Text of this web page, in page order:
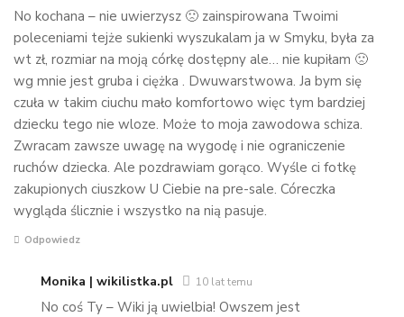
No kochana – nie uwierzysz 🙁 zainspirowana Twoimi
poleceniami tejże sukienki wyszukalam ja w Smyku, była za
wt zł, rozmiar na moją córkę dostępny ale… nie kupiłam 🙁
wg mnie jest gruba i ciężka . Dwuwarstwowa. Ja bym się
czuła w takim ciuchu mało komfortowo więc tym bardziej
dziecku tego nie wloze. Może to moja zawodowa schiza.
Zwracam zawsze uwagę na wygodę i nie ograniczenie
ruchów dziecka. Ale pozdrawiam gorąco. Wyśle ci fotkę
zakupionych ciuszkow U Ciebie na pre-sale. Córeczka
wygląda ślicznie i wszystko na nią pasuje.
Odpowiedz
Monika | wikilistka.pl 10 lat temu
No coś Ty – Wiki ją uwielbia! Owszem jest